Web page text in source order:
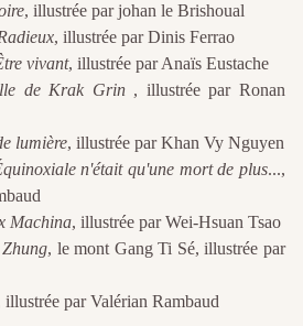
, illustrée par johan le Brishoual
, illustrée par Dinis Ferrao
vivant, illustrée par Anaïs Eustache
de Krak Grin, illustrée par Ronan
lumière, illustrée par Khan Vy Nguyen
n'était qu'une mort de plus...,
Machina, illustrée par Wei-Hsuan Tsao
, le mont Gang Ti Sé, illustrée par
illustrée par Valérian Rambaud